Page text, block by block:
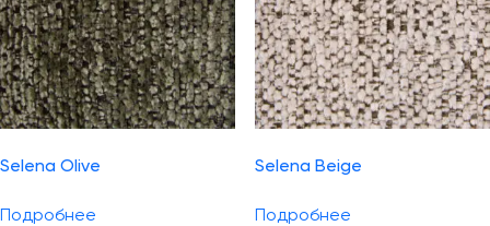
Selena Olive
Подробнее
Selena Beige
Подробнее